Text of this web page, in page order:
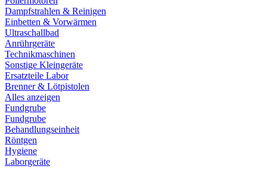
Dampfstrahlen & Reinigen
Einbetten & Vorwärmen
Ultraschallbad
Anrührgeräte
Technikmaschinen
Sonstige Kleingeräte
Ersatzteile Labor
Brenner & Lötpistolen
Alles anzeigen
Fundgrube
Fundgrube
Behandlungseinheit
Röntgen
Hygiene
Laborgeräte